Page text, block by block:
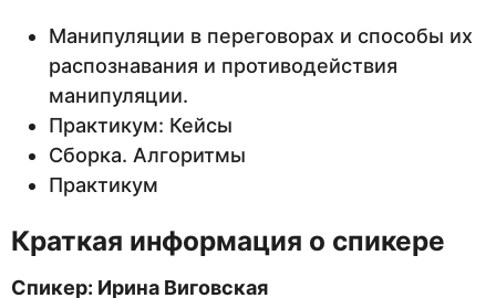
Манипуляции в переговорах и способы их
распознавания и противодействия
манипуляции.
Практикум: Кейсы
Сборка. Алгоритмы
Практикум
Краткая информация о спикере
Спикер: Ирина Виговская